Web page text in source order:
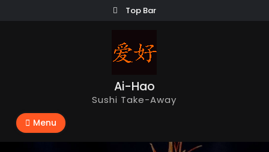
Top Bar
Ai-Hao
Sushi Take-Away
Menu